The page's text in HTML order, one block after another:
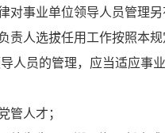
事业单位领导人员管理另
人选拔任用工作按照本规
员的管理，应当适应事业
人才；